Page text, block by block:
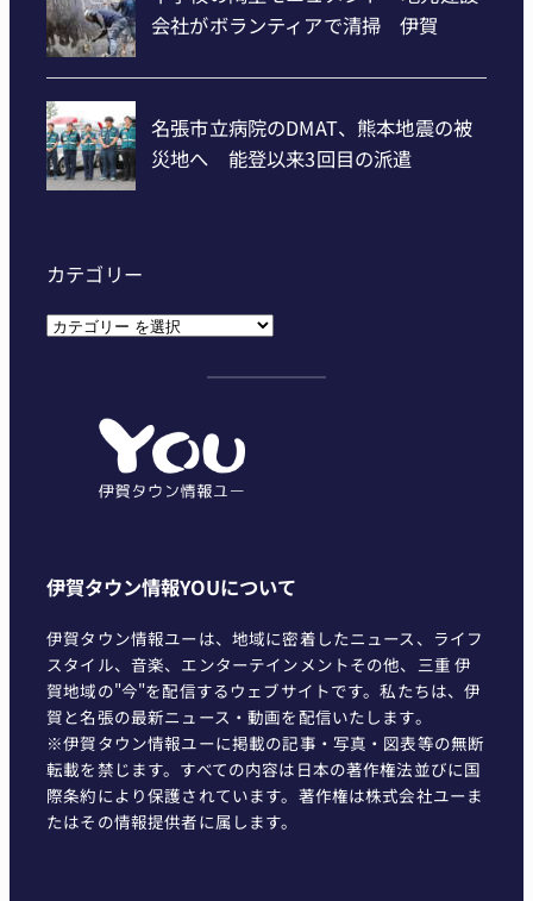
カテゴリー
カ
伊賀タウン情報YOUについて
伊賀タウン情報ユーは、地域に密着したニュース、ライフ
スタイル、音楽、エンターテインメントその他、三重 伊
賀地域の"今"を配信するウェブサイトです。私たちは、伊
賀と名張の最新ニュース・動画を配信いたします。
※伊賀タウン情報ユーに掲載の記事・写真・図表等の無断
転載を禁じます。すべての内容は日本の著作権法並びに国
際条約により保護されています。著作権は株式会社ユーま
たはその情報提供者に属します。